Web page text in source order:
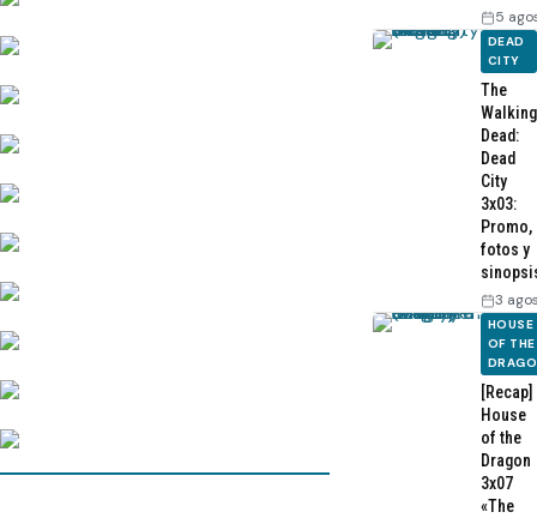
5
DEAD
CITY
The
Walking
Dead:
Dead
City
3x03:
Promo,
fotos y
3
HOUSE
OF THE
[Recap]
House
of the
Dragon
3x07
«The